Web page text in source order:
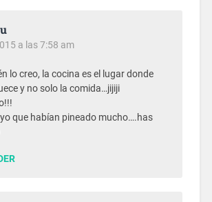
a las 7:58 am
lo creo, la cocina es el lugar donde
y no solo la comida…jijiji
que habían pineado mucho….has